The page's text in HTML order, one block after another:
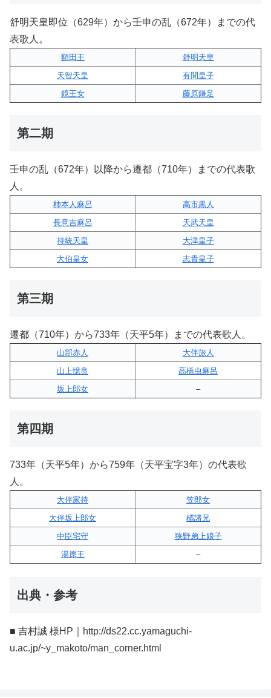
舒明天皇即位（629年）から壬申の乱（672年）までの代
表歌人。
額田王
舒明天皇
天智天皇
有間皇子
鏡王女
藤原鎌足
第二期
壬申の乱（672年）以降から遷都（710年）までの代表歌
人。
柿本人麻呂
高市黒人
長意吉麻呂
天武天皇
持統天皇
大津皇子
大伯皇女
志貴皇子
第三期
遷都（710年）から733年（天平5年）までの代表歌人。
山部赤人
大伴旅人
山上憶良
高橋虫麻呂
坂上郎女
–
第四期
733年（天平5年）から759年（天平宝字3年）の代表歌
人。
大伴家持
笠郎女
大伴坂上郎女
橘諸兄
中臣宅守
狭野弟上娘子
湯原王
–
出典・参考
■ 吉村誠 様HP｜http://ds22.cc.yamaguchi-
u.ac.jp/~y_makoto/man_corner.html